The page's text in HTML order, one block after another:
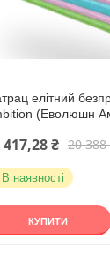
елітний
(Еволюшн
417,28 ₴ 20 388
В наявності
КУПИТИ